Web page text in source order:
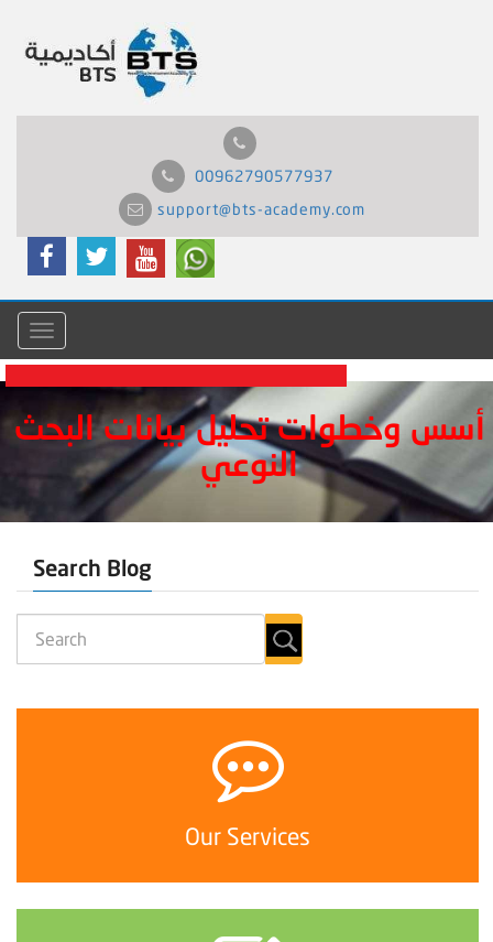
00962790577937
support@bts-academy.com
Menu
أسس وخطوات تحليل بيانات البحث
النوعي
Search Blog
Our Services